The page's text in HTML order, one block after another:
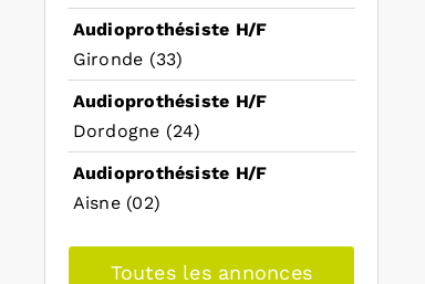
Audioprothésiste H/F
Gironde (33)
Audioprothésiste H/F
Dordogne (24)
Audioprothésiste H/F
Aisne (02)
Toutes les annonces